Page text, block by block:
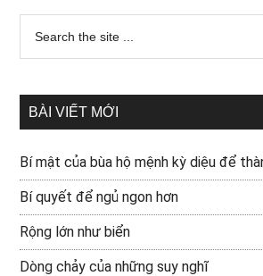
BÀI VIẾT MỚI
Bí mật của bùa hộ mệnh kỳ diệu để
Bí quyết để ngủ ngon hơn
Rộng lớn như biển
Dòng chảy của những suy nghĩ